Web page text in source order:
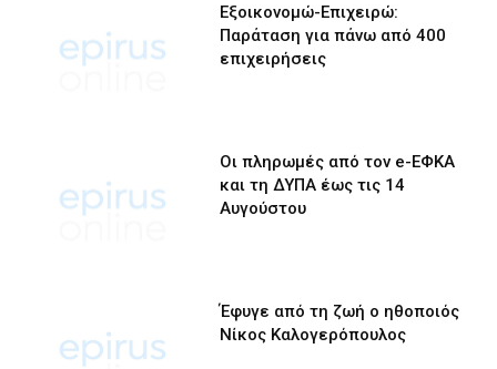
Εξοικονομώ-Επιχειρώ:
Παράταση για πάνω από 400
επιχειρήσεις
Οι πληρωμές από τον e-ΕΦΚΑ
και τη ΔΥΠΑ έως τις 14
Αυγούστου
Έφυγε από τη ζωή ο ηθοποιός
Νίκος Καλογερόπουλος